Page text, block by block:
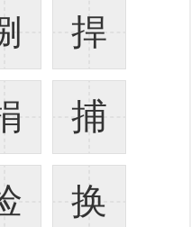
捍
捕
换